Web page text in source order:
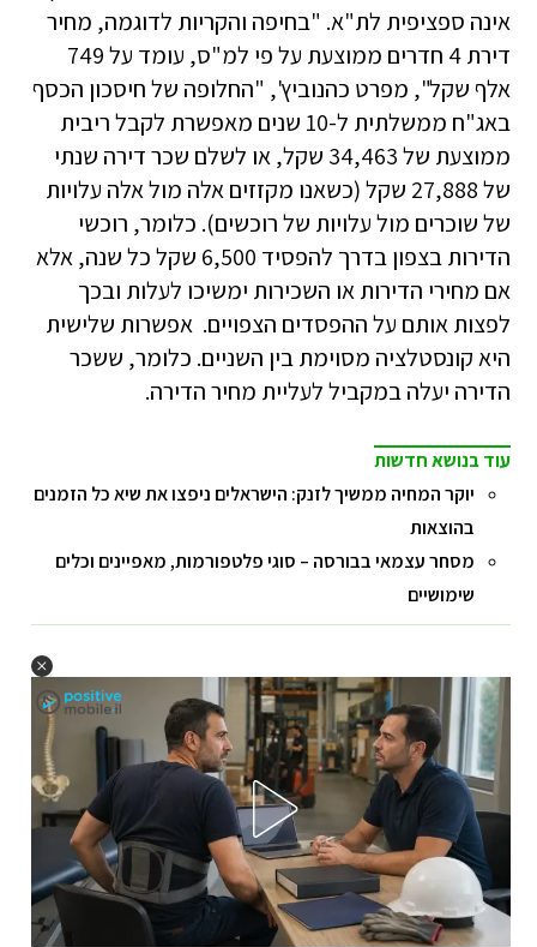
אינה ספציפית לת"א. "בחיפה והקריות לדוגמה, מחיר
דירת 4 חדרים ממוצעת על פי למ"ס, עומד על 749
אלף שקל", מפרט כהנוביץ', "החלופה של חיסכון הכסף
באג"ח ממשלתית ל-10 שנים מאפשרת לקבל ריבית
ממוצעת של 34,463 שקל, או לשלם שכר דירה שנתי
של 27,888 שקל (כשאנו מקזזים אלה מול אלה עלויות
של שוכרים מול עלויות של רוכשים). כלומר, רוכשי
הדירות בצפון בדרך להפסיד 6,500 שקל כל שנה, אלא
אם מחירי הדירות או השכירות ימשיכו לעלות ובכך
לפצות אותם על ההפסדים הצפויים. אפשרות שלישית
היא קונסטלציה מסוימת בין השניים. כלומר, ששכר
הדירה יעלה במקביל לעליית מחיר הדירה.
עוד בנושא חדשות
יוקר המחיה ממשיך לזנק: הישראלים ניפצו את שיא כל הזמנים
בהוצאות
מסחר עצמאי בבורסה – סוגי פלטפורמות, מאפיינים וכלים
שימושיים